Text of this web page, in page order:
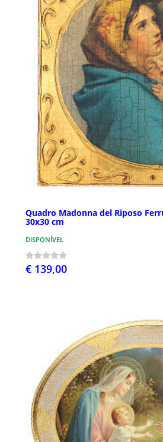
Quadro Madonna del Riposo
30x30 cm
DISPONÍVEL
€ 139,00